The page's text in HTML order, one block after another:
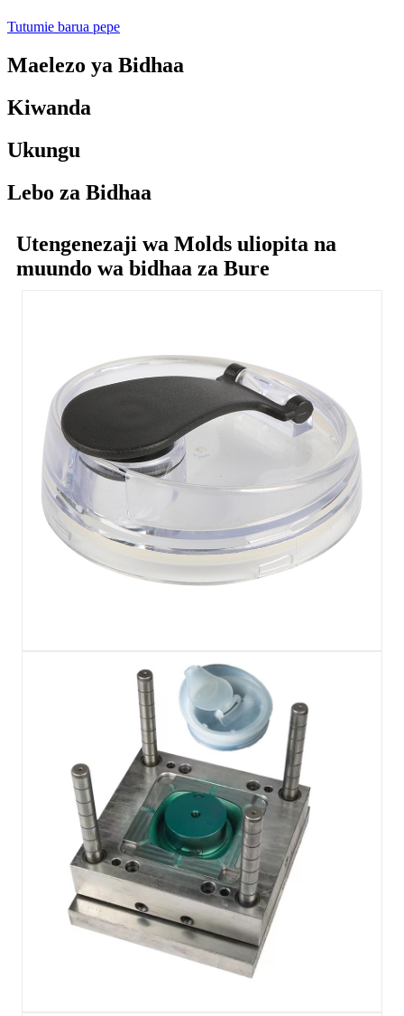
Tutumie barua pepe
Maelezo ya Bidhaa
Kiwanda
Ukungu
Lebo za Bidhaa
Utengenezaji wa Molds uliopita na
muundo wa bidhaa za Bure